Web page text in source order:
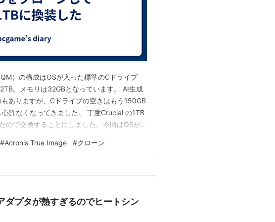
）の構成はOSが入った標準のCドライブ
。メモリは32GBとなっています。 AI生成
ありますが、Cドライブの空きはもう150GB
許なくなってきました。 丁度Crucial の1TB
ので交換することにしました。今回はOSが
#Acronis True Image #クローン
プタが熱すぎるのでヒートシン